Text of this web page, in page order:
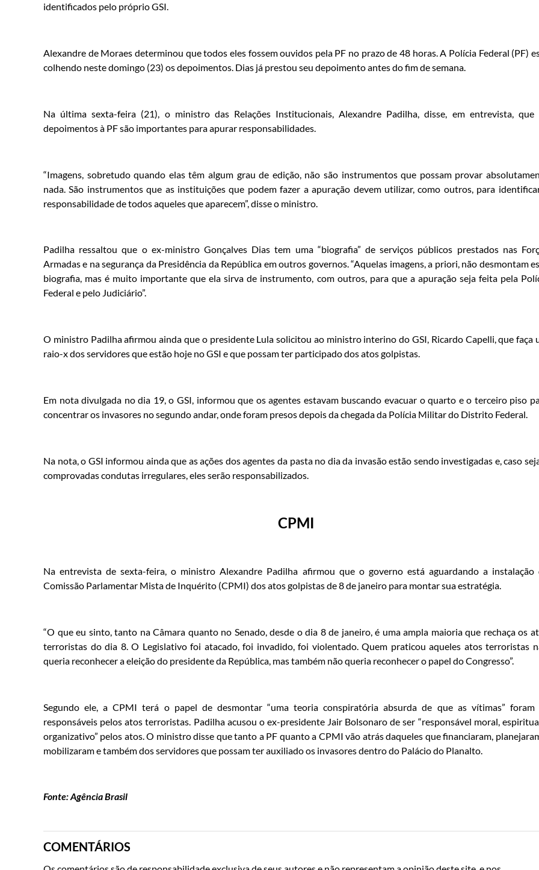
identificados pelo próprio GSI.
Alexandre de Moraes determinou que todos eles fossem ouvidos pela PF no prazo de 48 horas. A Polícia Federal (PF)
colhendo neste domingo (23) os depoimentos. Dias já prestou seu depoimento antes do fim de semana.
Na última sexta-feira (21), o ministro das Relações Institucionais, Alexandre Padilha, disse, em entrevista, que
depoimentos à PF são importantes para apurar responsabilidades.
“Imagens, sobretudo quando elas têm algum grau de edição, não são instrumentos que possam provar
nada. São instrumentos que as instituições que podem fazer a apuração devem utilizar, como outros, para
responsabilidade de todos aqueles que aparecem”, disse o ministro.
Padilha ressaltou que o ex-ministro Gonçalves Dias tem uma “biografia” de serviços públicos prestados nas
Armadas e na segurança da Presidência da República em outros governos. “Aquelas imagens, a priori, não desmontam
biografia, mas é muito importante que ela sirva de instrumento, com outros, para que a apuração seja feita pela
Federal e pelo Judiciário”.
O ministro Padilha afirmou ainda que o presidente Lula solicitou ao ministro interino do GSI, Ricardo Capelli, que faça
raio-x dos servidores que estão hoje no GSI e que possam ter participado dos atos golpistas.
Em nota divulgada no dia 19, o GSI, informou que os agentes estavam buscando evacuar o quarto e o terceiro piso
concentrar os invasores no segundo andar, onde foram presos depois da chegada da Polícia Militar do Distrito Federal.
Na nota, o GSI informou ainda que as ações dos agentes da pasta no dia da invasão estão sendo investigadas e, caso
comprovadas condutas irregulares, eles serão responsabilizados.
CPMI
Na entrevista de sexta-feira, o ministro Alexandre Padilha afirmou que o governo está aguardando a instalação
Comissão Parlamentar Mista de Inquérito (CPMI) dos atos golpistas de 8 de janeiro para montar sua estratégia.
“O que eu sinto, tanto na Câmara quanto no Senado, desde o dia 8 de janeiro, é uma ampla maioria que rechaça os
terroristas do dia 8. O Legislativo foi atacado, foi invadido, foi violentado. Quem praticou aqueles atos terroristas
queria reconhecer a eleição do presidente da República, mas também não queria reconhecer o papel do Congresso”.
Segundo ele, a CPMI terá o papel de desmontar “uma teoria conspiratória absurda de que as vítimas” foram
responsáveis pelos atos terroristas. Padilha acusou o ex-presidente Jair Bolsonaro de ser “responsável moral,
organizativo” pelos atos. O ministro disse que tanto a PF quanto a CPMI vão atrás daqueles que financiaram,
mobilizaram e também dos servidores que possam ter auxiliado os invasores dentro do Palácio do Planalto.
Fonte: Agência Brasil
COMENTÁRIOS